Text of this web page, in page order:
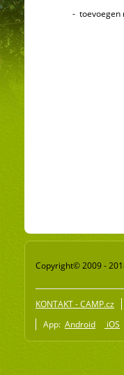
- toevoegen
Copyright© 2009 -
KONTAKT - CAMP.cz
App: Android iOS